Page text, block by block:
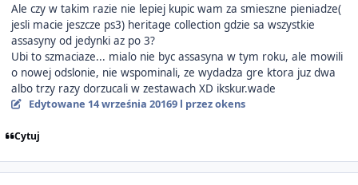
Ale czy w takim razie nie lepiej kupic wam za smieszne pieniadze(
jesli macie jeszcze ps3) heritage collection gdzie sa wszystkie
assasyny od jedynki az po 3?
Ubi to szmaciaze... mialo nie byc assasyna w tym roku, ale mowili
o nowej odslonie, nie wspominali, ze wydadza gre ktora juz dwa
albo trzy razy dorzucali w zestawach XD ikskur.wade
Edytowane 14 września 20169 l przez okens
Cytuj